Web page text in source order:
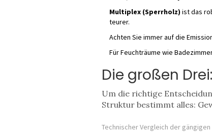
Multiplex (Sperrholz) ist das
teurer.
Achten Sie immer auf die
Für Feuchträume wie
Die großen
Um die richtige
Struktur bestimmt alles:
Technischer Vergleich der